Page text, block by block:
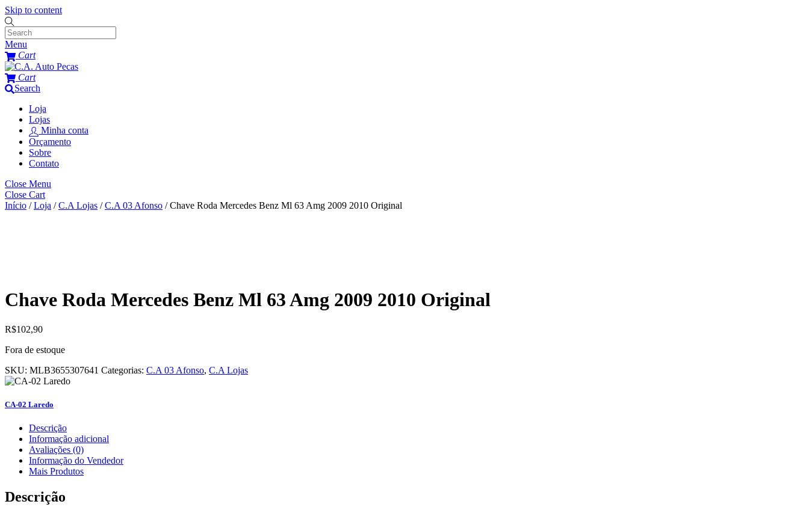
Skip to content
Menu
Cart
Cart
Search
Loja
Lojas
Minha conta
Orçamento
Sobre
Contato
Close Menu
Close Cart
Início /Loja /C.A Lojas /C.A 03 Afonso / Chave Roda Mercedes Benz Ml 63 Amg 2009 2010 Original
Chave Roda Mercedes Benz Ml 63 Amg 2009 2010 Original
R$102,90
Fora de estoque
SKU: MLB3655307641 Categorias: C.A 03 Afonso, C.A Lojas
CA-02 Laredo
Descrição
Informação adicional
Avaliações (0)
Informação do Vendedor
Mais Produtos
Descrição